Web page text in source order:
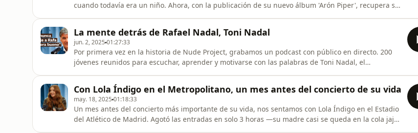
cuando todavía era un niño. Ahora, con la publicación de su nuevo álbum 'Arón Piper', recupera su
paso por Élite, la f
La mente detrás de Rafael Nadal, Toni Nadal
jun. 2, 2025 01:27:33
Por primera vez en la historia de Nude Project, grabamos un podcast con público en directo. 200
jóvenes reunidos para escuchar, aprender y motivarse con las palabras de Toni Nadal, el
escenario, Toni nos habla de esfuerzo, disciplina, fracaso, talento (y de por qué no cree tanto en él).
Su visión es direct
Con Lola Índigo en el Metropolitano, un mes antes del concierto de su vida
may. 18, 2025 01:18:33
Un mes antes del concierto más importante de su vida, nos sentamos con Lola Índigo en el Estadio
del Atlético de Madrid. Agotó las entradas en solo 3 horas —su madre casi se queda en la cola jaja.